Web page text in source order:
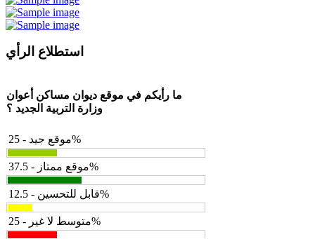
استطلاع الرأي
ما رأيكم في موقع ديوان مساكن أعوان
وزارة التربية الجديد ؟
موقع جيد - 25%
موقع ممتاز - 37.5%
قابل للتحسين - 12.5%
متوسط لا غير - 25%